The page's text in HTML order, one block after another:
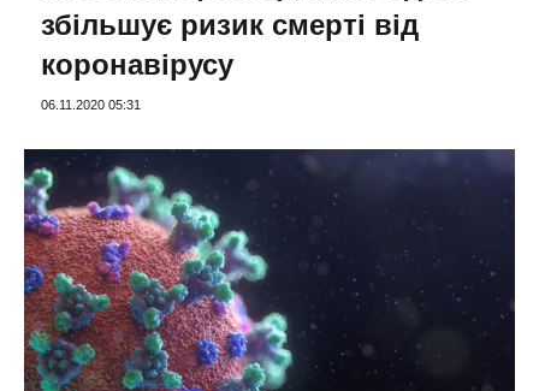
збільшує ризик смерті від
коронавірусу
06.11.2020 05:31